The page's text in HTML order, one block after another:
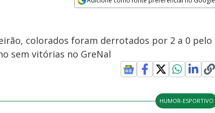
colorados foram derrotados por 2 a 0 pelo
sem vitórias no GreNal
HUMOR-ESPORTIVO